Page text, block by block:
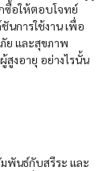
ซื้อให้ตอบโจทย์
นการใช้งาน เพื่อ
ย และสุขภาพ
สูงอายุ อย่างไรนั้น
พันธ์กับสรีระ และ